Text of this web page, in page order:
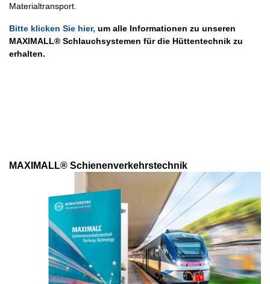
Materialtransport.
Bitte klicken Sie hier, um alle Informationen zu unseren
MAXIMALL® Schlauchsystemen für die Hüttentechnik zu
erhalten.
MAXIMALL® Schienenverkehrstechnik